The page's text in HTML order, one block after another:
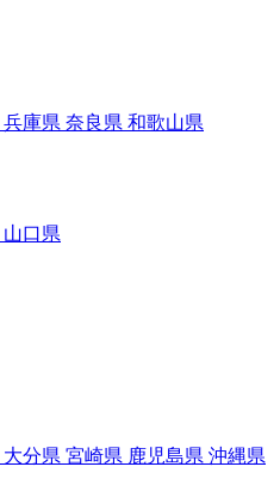
兵庫県 奈良県 和歌山県
山口県
大分県 宮崎県 鹿児島県 沖縄県